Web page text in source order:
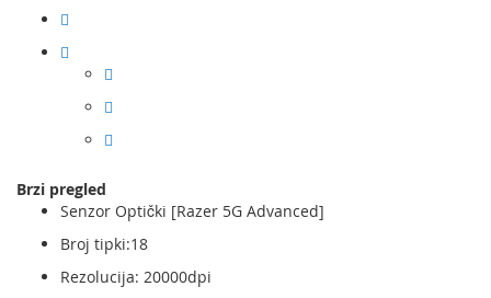
Brzi pregled
Senzor Optički [Razer 5G Advanced]
Broj tipki:18
Rezolucija: 20000dpi